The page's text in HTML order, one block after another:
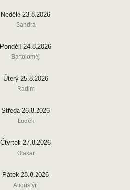
Neděle 23.8.2026
Sandra
Pondělí 24.8.2026
Bartoloměj
Úterý 25.8.2026
Radim
Středa 26.8.2026
Luděk
Čtvrtek 27.8.2026
Otakar
Pátek 28.8.2026
Augustýn